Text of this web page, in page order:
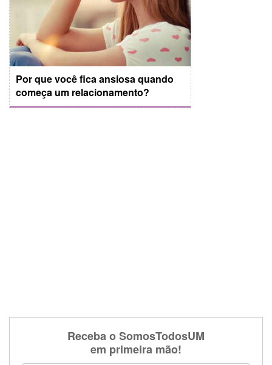
Por que você fica ansiosa quando
começa um relacionamento?
Receba o SomosTodosUM
em primeira mão!